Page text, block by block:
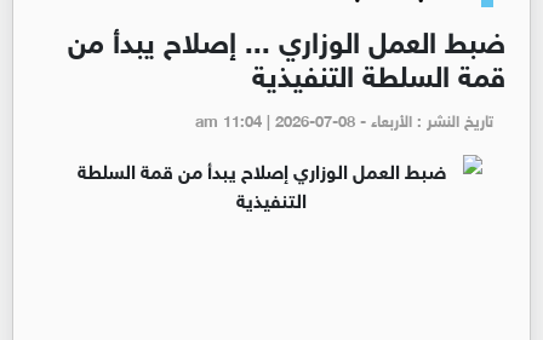
ضبط العمل الوزاري ... إصلاح يبدأ من
قمة السلطة التنفيذية
تاريخ النشر : الأربعاء - am 11:04 | 2026-07-08